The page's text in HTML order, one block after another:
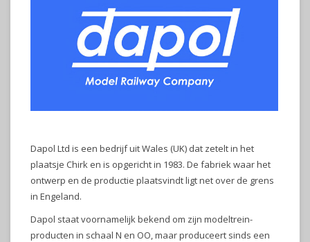
Dapol Ltd is een bedrijf uit Wales (UK) dat zetelt in het
plaatsje Chirk en is opgericht in 1983. De fabriek waar het
ontwerp en de productie plaatsvindt ligt net over de grens
in Engeland.
Dapol staat voornamelijk bekend om zijn modeltrein-
producten in schaal N en OO, maar produceert sinds een